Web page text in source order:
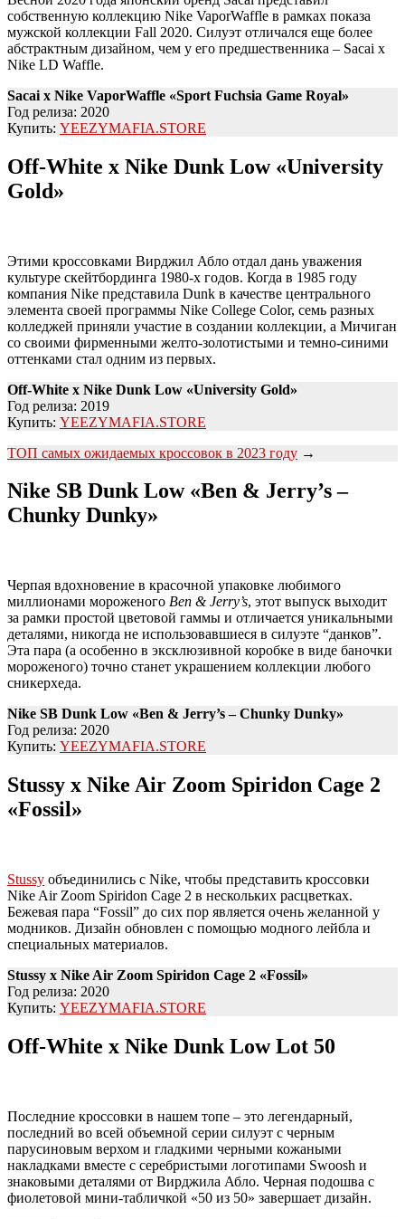
собственную коллекцию Nike VaporWaffle в рамках показа
мужской коллекции Fall 2020. Силуэт отличался еще более
абстрактным дизайном, чем у его предшественника – Sacai x
Nike LD Waffle.
Sacai x Nike VaporWaffle «Sport Fuchsia Game Royal»
Год релиза: 2020
Купить: YEEZYMAFIA.STORE
Off-White x Nike Dunk Low «University
Gold»
Этими кроссовками Вирджил Абло отдал дань уважения
культуре скейтбординга 1980-х годов. Когда в 1985 году
компания Nike представила Dunk в качестве центрального
элемента своей программы Nike College Color, семь разных
колледжей приняли участие в создании коллекции, а Мичиган
со своими фирменными желто-золотистыми и темно-синими
оттенками стал одним из первых.
Off-White x Nike Dunk Low «University Gold»
Год релиза: 2019
Купить: YEEZYMAFIA.STORE
ТОП самых ожидаемых кроссовок в 2023 году →
Nike SB Dunk Low «Ben & Jerry’s –
Chunky Dunky»
Черпая вдохновение в красочной упаковке любимого
миллионами мороженого Ben & Jerry’s, этот выпуск выходит
за рамки простой цветовой гаммы и отличается уникальными
деталями, никогда не использовавшиеся в силуэте “данков”.
Эта пара (а особенно в эксклюзивной коробке в виде баночки
мороженого) точно станет украшением коллекции любого
сникерхеда.
Nike SB Dunk Low «Ben & Jerry’s – Chunky Dunky»
Год релиза: 2020
Купить: YEEZYMAFIA.STORE
Stussy x Nike Air Zoom Spiridon Cage 2
«Fossil»
Stussy объединились с Nike, чтобы представить кроссовки
Nike Air Zoom Spiridon Cage 2 в нескольких расцветках.
Бежевая пара “Fossil” до сих пор является очень желанной у
модников. Дизайн обновлен с помощью модного лейбла и
специальных материалов.
Stussy x Nike Air Zoom Spiridon Cage 2 «Fossil»
Год релиза: 2020
Купить: YEEZYMAFIA.STORE
Off-White x Nike Dunk Low Lot 50
Последние кроссовки в нашем топе – это легендарный,
последний во всей объемной серии силуэт с черным
парусиновым верхом и гладкими черными кожаными
накладками вместе с серебристыми логотипами Swoosh и
знаковыми деталями от Вирджила Абло. Черная подошва с
фиолетовой мини-табличкой «50 из 50» завершает дизайн.